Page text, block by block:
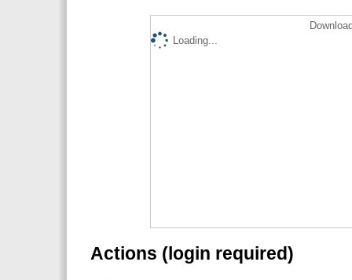
Loading...
Actions (login required)